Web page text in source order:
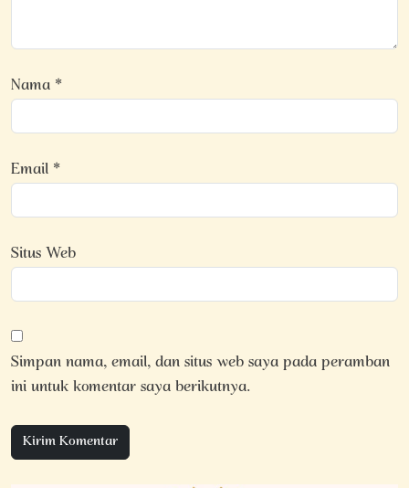
Nama*
Email*
Situs Web
Simpan nama, email, dan situs web saya pada peramban
ini untuk komentar saya berikutnya.